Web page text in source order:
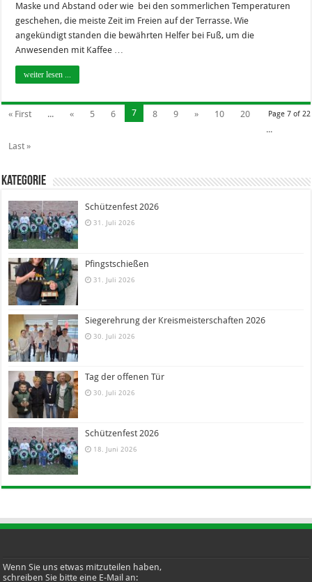
Maske und Abstand oder wie bei den sommerlichen Temperaturen
geschehen, die meiste Zeit im Freien auf der Terrasse. Wie
angekündigt standen die bewährten Helfer bei Fuß, um die
Anwesenden mit Kaffee …
weiter lesen ...
Page 7 of 22
« First ... « 5 6 7 8 9 » 10
20
...
Last »
Kategorie
Schützenfest 2026
31. Juli 2026
Pfingstschießen
31. Juli 2026
Siegerehrung der Kreismeisterschaften 2026
30. Juli 2026
Tag der offenen Tür
30. Juli 2026
Schützenfest 2026
18. Juni 2026
Wenn Sie uns etwas mitzuteilen haben,
schreiben Sie bitte eine E-Mail an: